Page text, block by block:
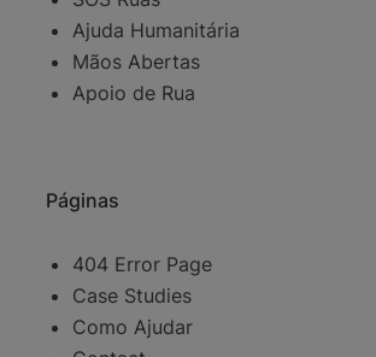
Ajuda Humanitária
Mãos Abertas
Apoio de Rua
Páginas
404 Error Page
Case Studies
Como Ajudar